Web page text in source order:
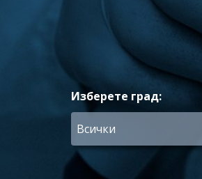
Изберете град: